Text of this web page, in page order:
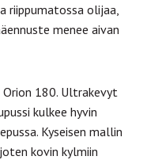
riippumatossa olijaa,
menee aivan
Orion 180. Ultrakevyt
kulkee hyvin
Kyseisen mallin
kovin kylmiin